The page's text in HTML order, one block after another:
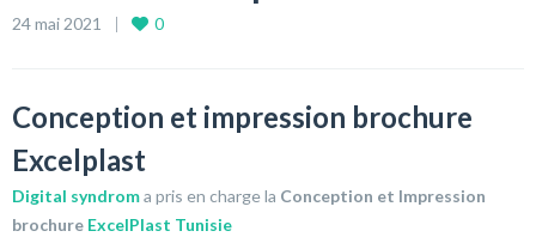
24 mai 2021 0
Conception et impression brochure
Excelplast
Digital syndroma pris en charge la Conception et Impression
brochure ExcelPlast Tunisie